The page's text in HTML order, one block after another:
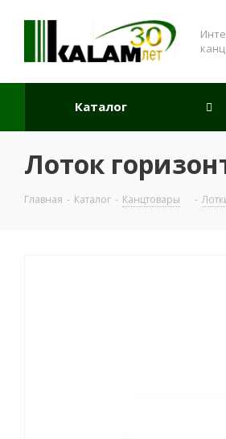
Каталог
Лоток
Главная - Каталог - Канцтовары -